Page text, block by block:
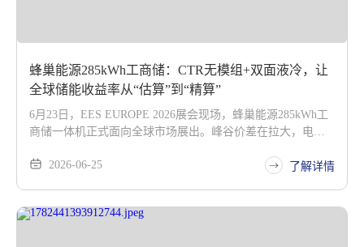
蜂巢能源285kWh工商储：CTR无模组+双面液冷，让
全球储能收益率从“估算”到“精算”
6月23日，EES EUROPE 2026展会现场，蜂巢能源285kWh工
商储一体机正式面向全球市场展出。峰谷价差在拉大，电力
营期内持续稳定地响应电价信号。蜂巢能源用CTR无模组、
2026-06-25 了解详情